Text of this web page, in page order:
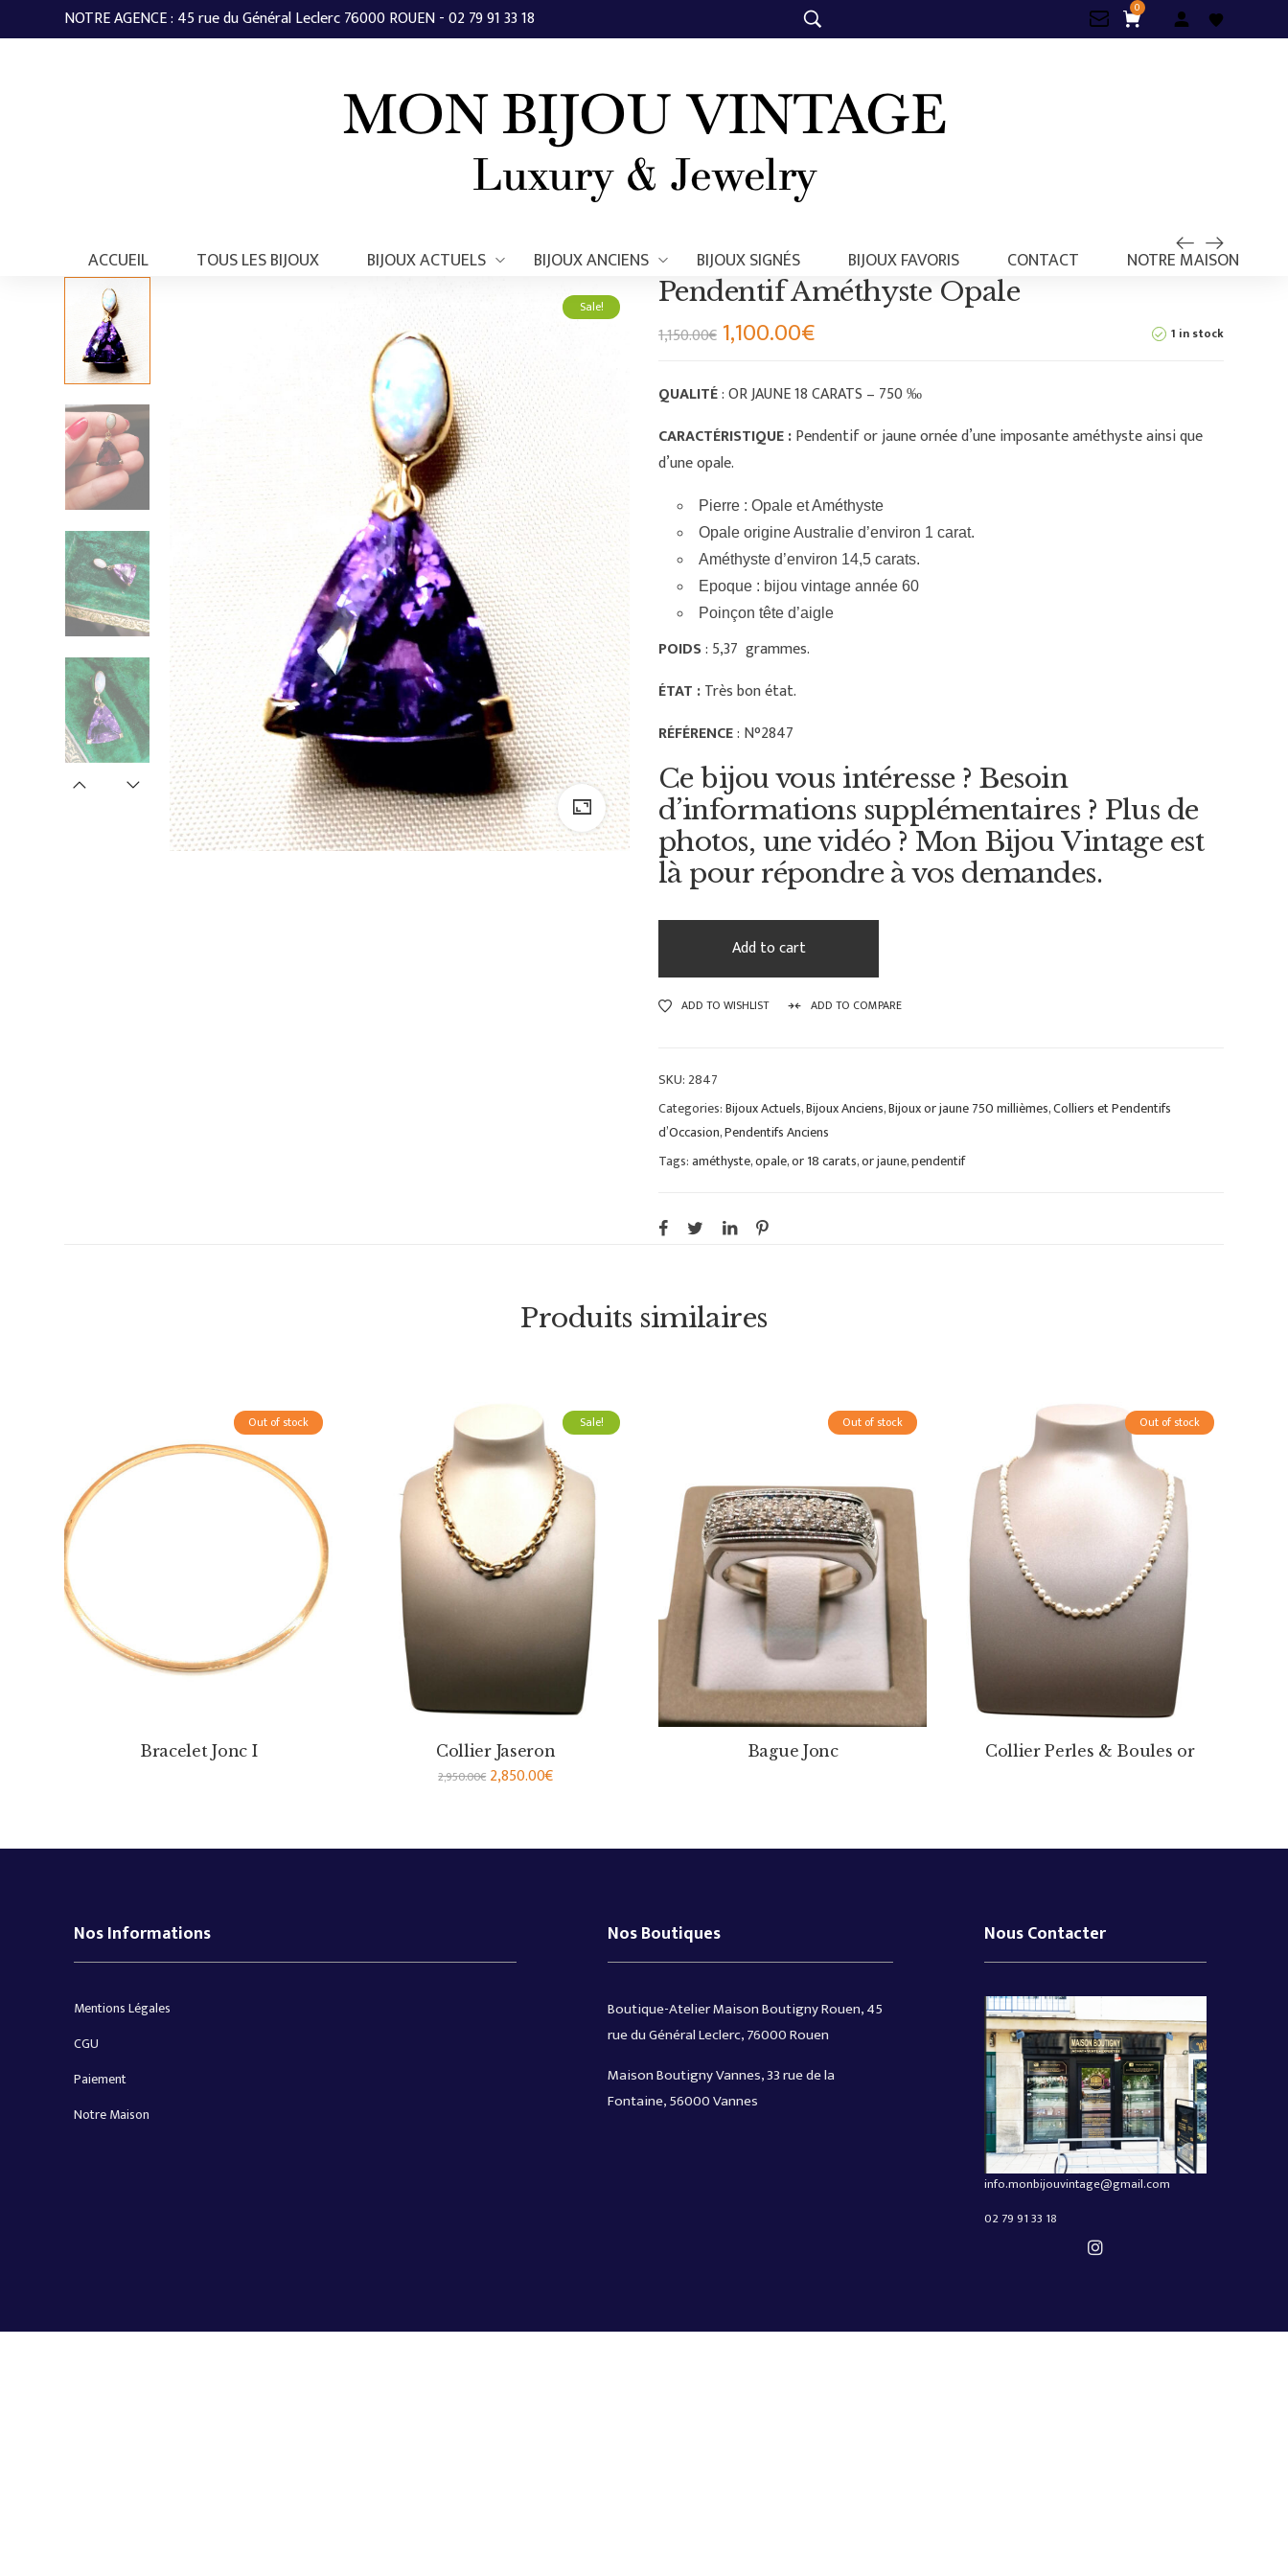
NOTRE AGENCE : 45 rue du Général Leclerc 76000 ROUEN - 02 79 91 33 18 0
ACCUEIL TOUS LES BIJOUX BIJOUX ACTUELS BIJOUX ANCIENS BIJOUX SIGNÉS BIJOUX FAVORIS CONTACT NOTRE MAISON
Sale! Pendentif Améthyste Opale
1 in stock
1,150.00€ 1,100.00€
QUALITÉ: OR JAUNE 18 CARATS – 750 ‰
CARACTÉRISTIQUE :Pendentif or jaune ornée d’une imposante améthyste ainsi que
d’une opale.
Pierre : Opale et Améthyste
Opale origine Australie d’environ 1 carat.
Améthyste d’environ 14,5 carats.
Epoque : bijou vintage année 60
Poinçon tête d’aigle
POIDS: 5,37 grammes.
ÉTAT :Très bon état.
RÉFÉRENCE: N°2847
Ce bijou vous intéresse ? Besoin
d’informations supplémentaires ? Plus de
photos, une vidéo ? Mon Bijou Vintage est
là pour répondre à vos demandes.
Add to cart
ADD TO WISHLIST ADD TO COMPARE
SKU:2847
Categories:Bijoux Actuels,Bijoux Anciens,Bijoux or jaune 750 millièmes,Colliers et Pendentifs
d’Occasion,Pendentifs Anciens
Tags:améthyste,opale,or 18 carats,or jaune,pendentif
Produits similaires
Out of stock
Bracelet Jonc I
Sale!
Collier Jaseron
2,950.00€ 2,850.00€
Out of stock
Bague Jonc
Out of stock
Collier Perles & Boules or
Nos Informations
Mentions Légales
CGU
Paiement
Notre Maison
Nos Boutiques
Boutique-Atelier Maison Boutigny Rouen, 45
rue du Général Leclerc, 76000 Rouen
Maison Boutigny Vannes, 33 rue de la
Fontaine, 56000 Vannes
Nous Contacter
info.monbijouvintage@gmail.com
02 79 91 33 18